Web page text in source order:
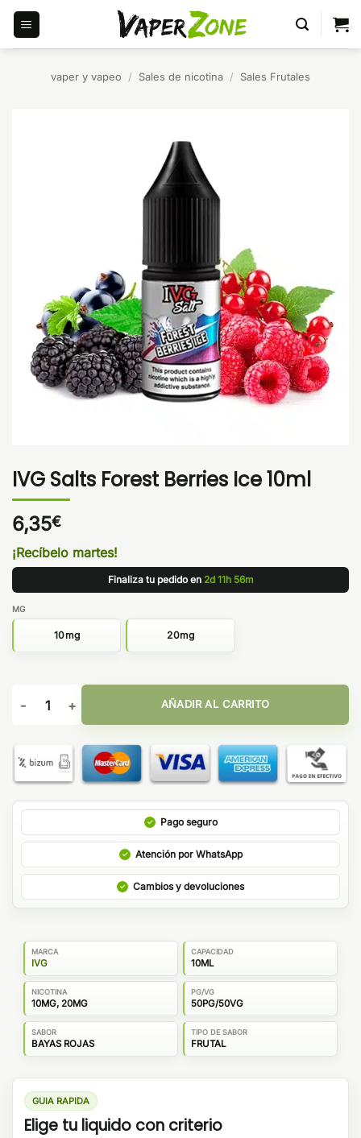
Saltar
contenido
vaper y vapeo / Sales de nicotina / Sales Frutales
IVG Salts Forest Berries Ice 10ml
6,35€
¡Recíbelo martes!
Finaliza tu pedido en 2d 11h 56m
MG
10mg 20mg
IVG Salts Forest Berries Ice 10ml cantidad
AÑADIR AL CARRITO
Pago seguro
Atención por WhatsApp
Cambios y devoluciones
MARCA
IVG
CAPACIDAD
10ML
NICOTINA
10MG, 20MG
PG/VG
50PG/50VG
SABOR
BAYAS ROJAS
TIPO DE SABOR
FRUTAL
GUIA RAPIDA
Elige tu liquido con criterio